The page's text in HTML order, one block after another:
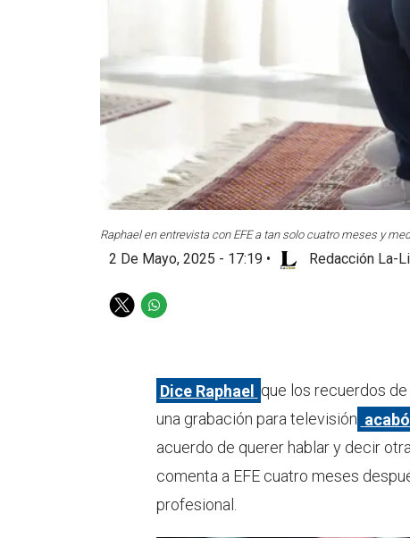
Raphael en entrevista con EFE a tan solo cuatro meses y
2 De Mayo, 2025 - 17:19 • Redacción La-
T
W
s
a
p
p
Dice Raphael que los recuerdos
una grabación para televisión
acuerdo de querer hablar y decir
comenta a EFE cuatro meses
profesional.